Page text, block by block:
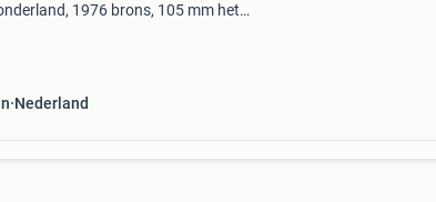
1976 brons, 105 mm het
Nederland